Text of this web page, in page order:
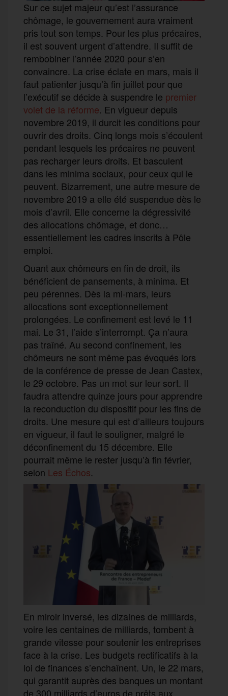
Sur ce sujet majeur qu’est l’assurance
chômage, le gouvernement aura vraiment
pris tout son temps. Pour les plus précaires,
il est souvent urgent d’attendre. Il suffit de
rembobiner l’année 2020 pour s’en
convaincre. La crise éclate en mars, mais il
faut patienter jusqu’à fin juillet pour que
l’exécutif se décide à suspendre le premier
volet de la réforme. En vigueur depuis
novembre 2019, il durcit les conditions pour
ouvrir des droits. Cinq longs mois s’écoulent
pendant lesquels les précaires ne peuvent
pas recharger leurs droits. Et basculent
dans les minima sociaux, pour ceux qui le
peuvent. Bizarrement, une autre mesure de
novembre 2019 a elle été suspendue dès le
mois d’avril. Elle concerne la dégressivité
des allocations chômage, et donc…
essentiellement les cadres inscrits à Pôle
emploi.
Quant aux chômeurs en fin de droit, ils
bénéficient de pansements, à minima. Et
peu pérennes. Dès la mi-mars, leurs
allocations sont exceptionnellement
prolongées. Le confinement est levé le 11
mai. Le 31, l’aide s’interrompt. Ça n’aura
pas traîné. Au second confinement, les
chômeurs ne sont même pas évoqués lors
de la conférence de presse de Jean Castex,
le 29 octobre. Pas un mot sur leur sort. Il
faudra attendre quinze jours pour apprendre
la reconduction du dispositif pour les fins de
droits. Une mesure qui est d’ailleurs toujours
en vigueur, il faut le souligner, malgré le
déconfinement du 15 décembre. Elle
pourrait même le rester jusqu’à fin février,
selon Les Échos.
En miroir inversé, les dizaines de milliards,
voire les centaines de milliards, tombent à
grande vitesse pour soutenir les entreprises
face à la crise. Les budgets rectificatifs à la
loi de finances s’enchaînent. Un, le 22 mars,
qui garantit auprès des banques un montant
de 300 milliards d’euros de prêts aux